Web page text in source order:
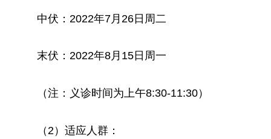
中伏：2022年7月26日周二
末伏：2022年8月15日周一
（注：义诊时间为上午8:30-11:30）
（2）适应人群：